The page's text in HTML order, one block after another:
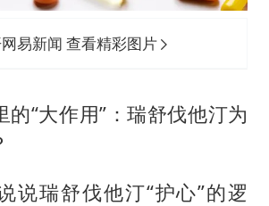
易新闻 查看精彩图片
的“大作用”：瑞舒伐他汀为
说瑞舒伐他汀“护心”的逻